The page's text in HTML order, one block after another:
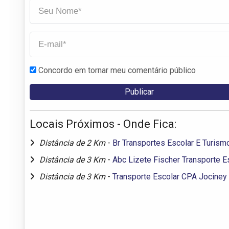
Concordo em tornar meu comentário público
Locais Próximos - Onde Fica:
Distância de 2 Km - Br Transportes Escolar E
Distância de 3 Km - Abc Lizete Fischer Transporte
Distância de 3 Km - Transporte Escolar CPA Jociney